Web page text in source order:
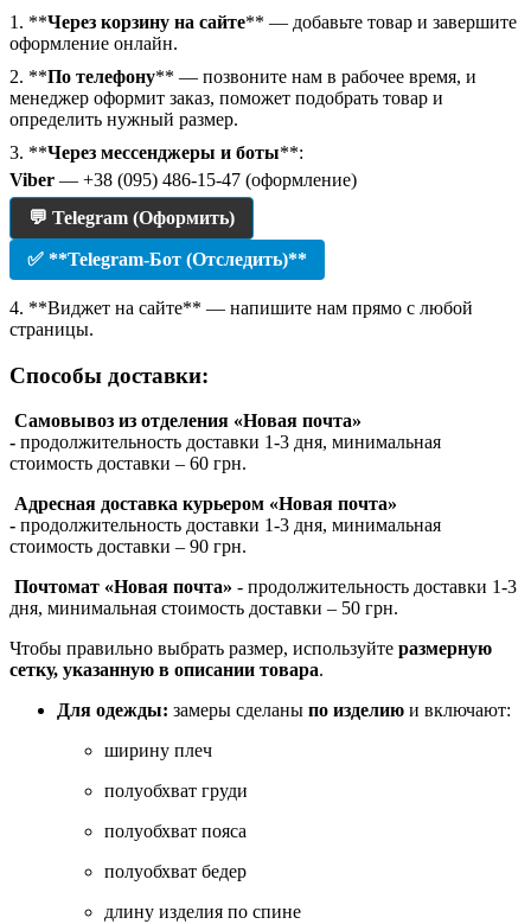
1. **Через корзину на сайте** — добавьте товар и завершите
оформление онлайн.
2. **По телефону** — позвоните нам в рабочее время, и
менеджер оформит заказ, поможет подобрать товар и
определить нужный размер.
3. **Через мессенджеры и боты**:
Viber — +38 (095) 486-15-47 (оформление)
💬 Telegram (Оформить)
✅ **Telegram-Бот (Отследить)**
4. **Виджет на сайте** — напишите нам прямо с любой
страницы.
Способы доставки:
Самовывоз из отделения «Новая почта»
- продолжительность доставки 1-3 дня, минимальная
стоимость доставки – 60 грн.
Адресная доставка курьером «Новая почта»
- продолжительность доставки 1-3 дня, минимальная
стоимость доставки – 90 грн.
Почтомат «Новая почта» - продолжительность доставки 1-3
дня, минимальная стоимость доставки – 50 грн.
Чтобы правильно выбрать размер, используйте размерную
сетку, указанную в описании товара.
Для одежды: замеры сделаны по изделию и включают:
ширину плеч
полуобхват груди
полуобхват пояса
полуобхват бедер
длину изделия по спине